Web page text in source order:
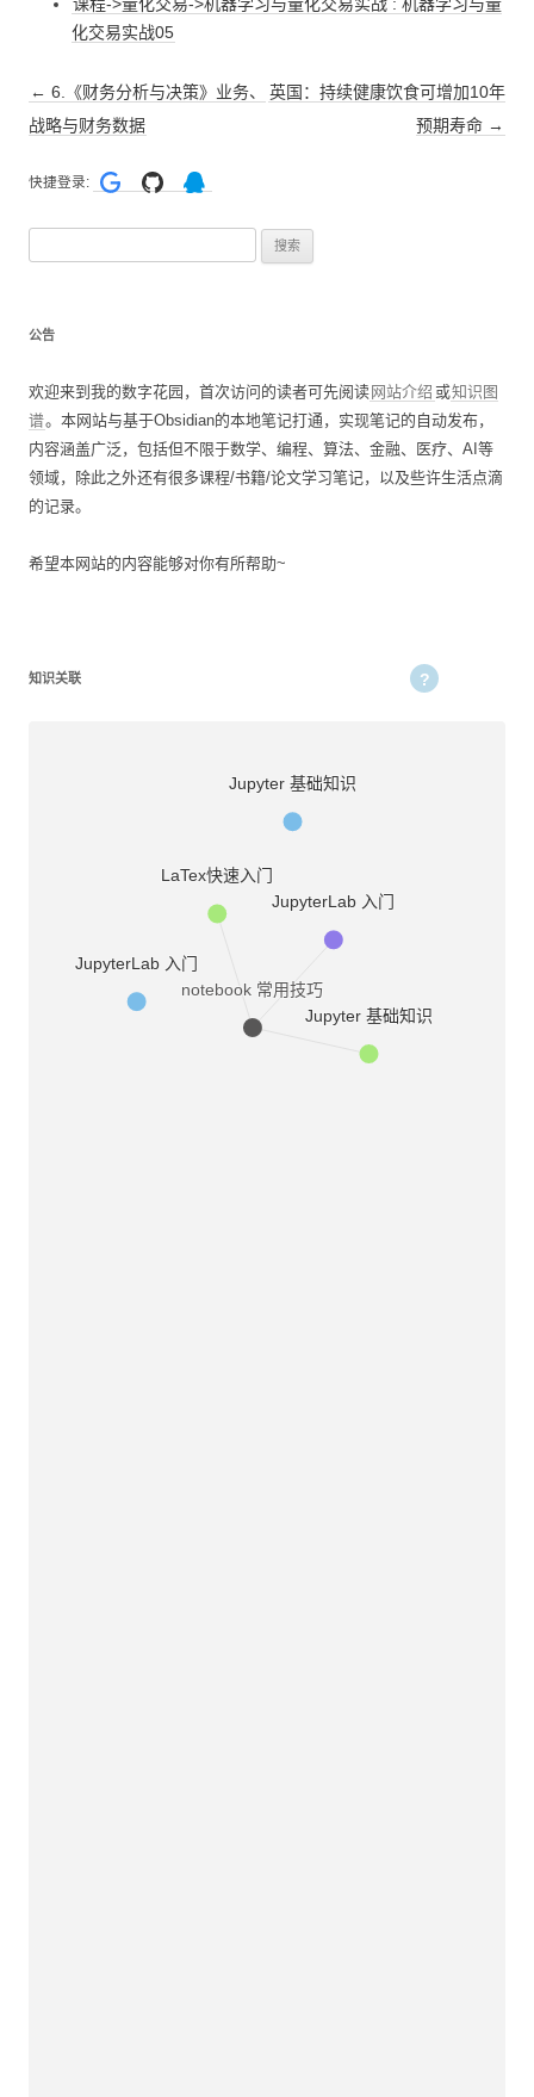
化交易实战05
文
章
航
← 6.《财务分析与决策》业务、
战略与财务数据
英国：持续健康饮食可增加10年
预期寿命 →
快捷登录:
公告
欢迎来到我的数字花园，首次访问的读者可先阅读 网站介绍 或知识图
谱。本网站与基于Obsidian的本地笔记打通，实现笔记的自动发布，
内容涵盖广泛，包括但不限于数学、编程、算法、金融、医疗、AI等
领域，除此之外还有很多课程/书籍/论文学习笔记，以及些许生活点滴
的记录。
希望本网站的内容能够对你有所帮助~
知识关联
LaTex快速入门
JupyterLab 入门
JupyterLab 入门
notebook 常用技巧
Jupyter 基础知识
Jupyter 基础知识